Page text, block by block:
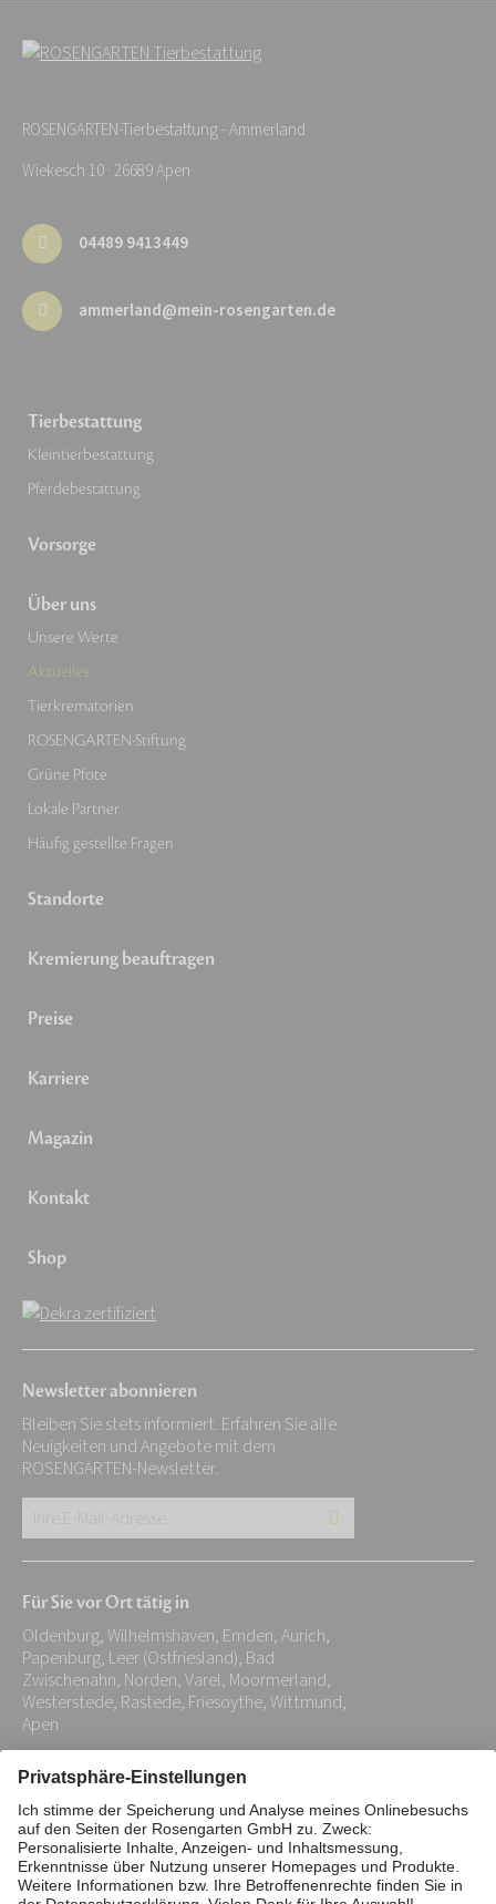
ROSENGARTEN-Tierbestattung - Ammerland
Wiekesch 10 · 26689 Apen
04489 9413449
ammerland@mein-rosengarten.de
Tierbestattung
Kleintierbestattung
Pferdebestattung
Vorsorge
Über uns
Unsere Werte
Aktuelles
Tierkrematorien
ROSENGARTEN-Stiftung
Grüne Pfote
Lokale Partner
Häufig gestellte Fragen
Standorte
Kremierung beauftragen
Preise
Karriere
Magazin
Kontakt
Shop
Newsletter abonnieren
Bleiben Sie stets informiert. Erfahren Sie alle
Neuigkeiten und Angebote mit dem
ROSENGARTEN-Newsletter.
E-
Adresse:
*
Für Sie vor Ort tätig in
Oldenburg, Wilhelmshaven, Emden, Aurich,
Papenburg, Leer (Ostfriesland), Bad
Zwischenahn, Norden, Varel, Moormerland,
Westerstede, Rastede, Friesoythe, Wittmund,
Apen
Impressum Datenschutz
Stiftung
Interne Meldestelle
Zahlungsmittel
Barrierefreiheitserklärung
Vertrag widerrufen